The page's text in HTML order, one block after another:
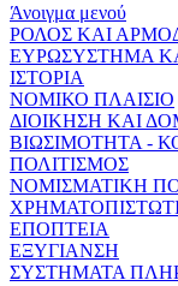
Άνοιγμα μενού
ΡΟΛΟΣ ΚΑΙ
ΕΥΡΩΣΥΣΤΗΜΑ
ΙΣΤΟΡΙΑ
ΝΟΜΙΚΟ ΠΛΑΙΣΙΟ
ΔΙΟΙΚΗΣΗ ΚΑΙ
ΒΙΩΣΙΜΟΤΗΤΑ -
ΠΟΛΙΤΙΣΜΟΣ
ΝΟΜΙΣΜΑΤΙΚΗ
ΕΠΟΠΤΕΙΑ
ΕΞΥΓΙΑΝΣΗ
ΣΥΣΤΗΜΑΤΑ